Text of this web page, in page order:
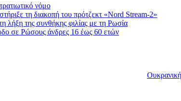
νόμο
τη διακοπή του πρότζεκτ «Nord Stream-2»
λήξη της συνθήκης φιλίας με τη Ρωσία
σε Ρώσους άνδρες 16 έως 60 ετών